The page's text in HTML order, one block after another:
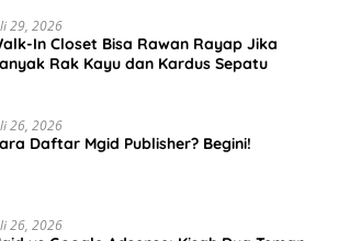
29, 2026
In Closet Bisa Rawan Rayap Jika
Rak Kayu dan Kardus Sepatu
26, 2026
Daftar Mgid Publisher? Begini!
26, 2026